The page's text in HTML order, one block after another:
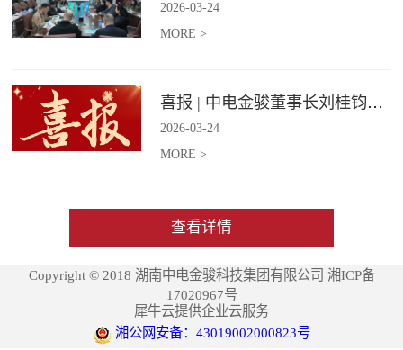
2026-03-24
MORE >
喜报 | 中电金骏董事长刘桂钧获雷锋街道第四届“雷锋榜样”模范人物称号
2026-03-24
MORE >
查看详情
Copyright © 2018 湖南中电金骏科技集团有限公司 湘ICP备
17020967号
犀牛云提供企业云服务
湘公网安备：43019002000823号